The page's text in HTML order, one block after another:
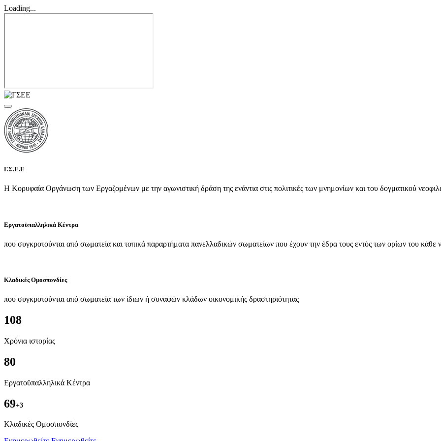
Loading...
Γ.Σ.Ε.Ε
Η Κορυφαία Οργάνωση των Εργαζομένων με την αγωνιστική δράση της ενάντια στις πολιτικές των μνημονίων και του δογματικού
Εργατοϋπαλληλικά Κέντρα
που συγκροτούνται από σωματεία και τοπικά παραρτήματα πανελλαδικών σωματείων που έχουν την έδρα τους εντός των ορίων του κάθε
Κλαδικές Ομοσπονδίες
που συγκροτούνται από σωματεία των ίδιων ή συναφών κλάδων οικονομικής δραστηριότητας
108
Χρόνια ιστορίας
80
Εργατοϋπαλληλικά Κέντρα
69+3
Kλαδικές Ομοσπονδίες